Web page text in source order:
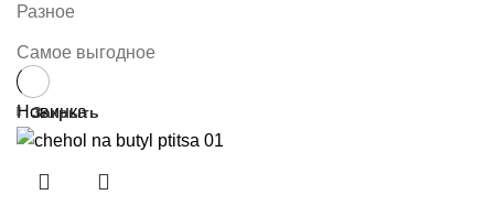
Разное
Самое выгодное
Новинка
Закрыть